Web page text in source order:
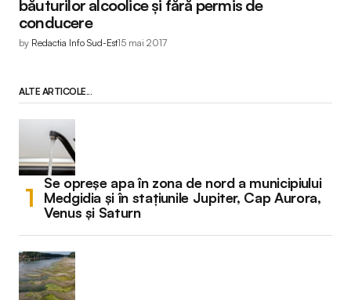
băuturilor alcoolice şi fără permis de
conducere
by Redactia Info Sud-Est15 mai 2017
ALTE ARTICOLE...
Se opreșe apa în zona de nord a municipiului
Medgidia și în stațiunile Jupiter, Cap Aurora,
Venus și Saturn